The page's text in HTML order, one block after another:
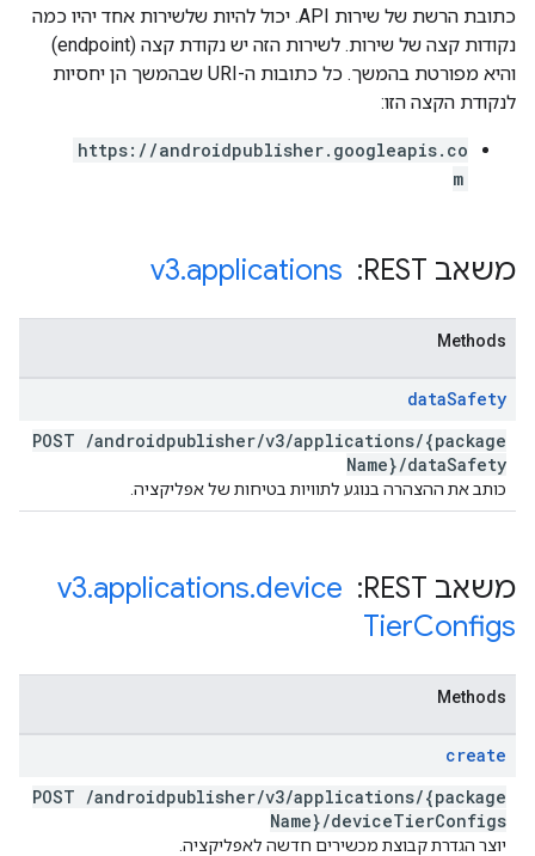
כתובת הרשת של שירות API. יכול להיות שלשירות אחד יהיו כמה
נקודות קצה של שירות. לשירות הזה יש נקודת קצה (endpoint)
והיא מפורטת בהמשך. כל כתובות ה-URI שבהמשך הן יחסיות
לנקודת הקצה הזו:
https://androidpublisher.googleapis.co
m
משאב REST: ‏ v3.applications
Methods
dataSafety
POST /androidpublisher/v3/applications/{package
Name}/dataSafety
כותב את ההצהרה בנוגע לתוויות בטיחות של אפליקציה.
משאב REST: ‏ v3.applications.device
TierConfigs
Methods
create
POST /androidpublisher/v3/applications/{package
Name}/deviceTierConfigs
יוצר הגדרת קבוצת מכשירים חדשה לאפליקציה.